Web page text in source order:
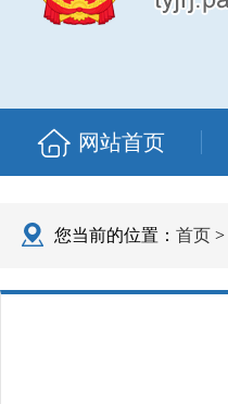
网站首页
您当前的位置： 首页 >